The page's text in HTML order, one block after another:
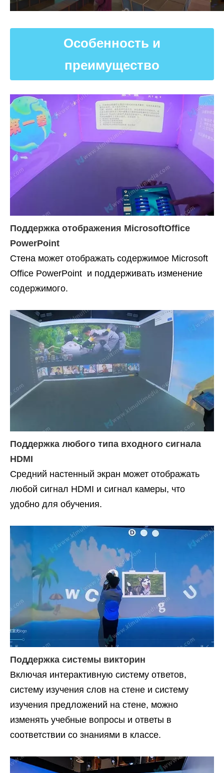
Особенность и
преимущество
Поддержка отображения MicrosoftOffice
PowerPoint
Стена может отображать содержимое Microsoft
Office PowerPoint и поддерживать изменение
содержимого.
Поддержка любого типа входного сигнала
HDMI
Средний настенный экран может отображать
любой сигнал HDMI и сигнал камеры, что
удобно для обучения.
Поддержка системы викторин
Включая интерактивную систему ответов,
систему изучения слов на стене и систему
изучения предложений на стене, можно
изменять учебные вопросы и ответы в
соответствии со знаниями в классе.